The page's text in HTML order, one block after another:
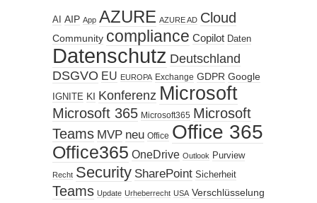
AI AIP App AZURE AZURE AD Cloud
Community compliance Copilot Daten
Datenschutz Deutschland
DSGVO EU EUROPA Exchange GDPR Google
IGNITE KI Konferenz Microsoft
Microsoft 365 Microsoft365 Microsoft
Teams MVP neu Office Office 365
Office365 OneDrive Outlook Purview
Recht Security SharePoint Sicherheit
Teams Update Urheberrecht USA Verschlüsselung